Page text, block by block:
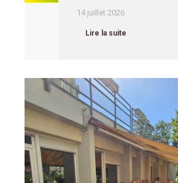
14 juillet 2026
Lire la suite